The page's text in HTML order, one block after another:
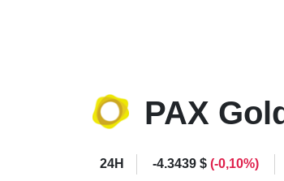
PAX
24H -4.3439 $ (-0,10%)